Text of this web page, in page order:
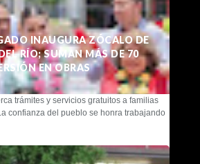
INAUGURA ZÓCALO DE
RÍO; SUMAN MÁS DE 70
EN OBRAS
trámites y servicios gratuitos a familias
confianza del pueblo se honra trabajando